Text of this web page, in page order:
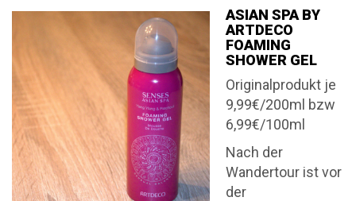
ASIAN SPA BY
ARTDECO
FOAMING
SHOWER GEL
Originalprodukt je
9,99€/200ml bzw
6,99€/100ml
Nach der
Wandertour ist vor
der